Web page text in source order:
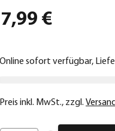
€
Online sofort verfügbar,
Preis inkl. MwSt., zzgl.